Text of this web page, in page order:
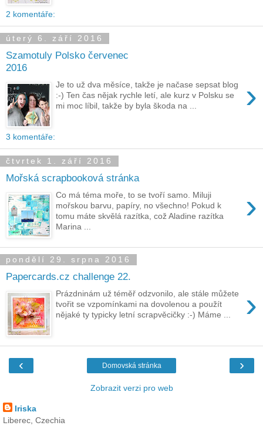
2 komentáře:
úterý 6. září 2016
Szamotuly Polsko červenec
2016
›
Je to už dva měsíce, takže je načase sepsat blog
:-) Ten čas nějak rychle letí, ale kurz v Polsku se
mi moc líbil, takže by byla škoda na ...
3 komentáře:
čtvrtek 1. září 2016
Mořská scrapbooková stránka
›
Co má téma moře, to se tvoří samo. Miluji
mořskou barvu, papíry, no všechno! Pokud k
tomu máte skvělá razítka, což Aladine razítka
Marina ...
pondělí 29. srpna 2016
Papercards.cz challenge 22.
›
Prázdninám už téměř odzvonilo, ale stále můžete
tvořit se vzpomínkami na dovolenou a použít
nějaké ty typicky letní scrapvěcičky :-) Máme ...
‹ ›
Domovská stránka
Zobrazit verzi pro web
Iriska
Liberec, Czechia